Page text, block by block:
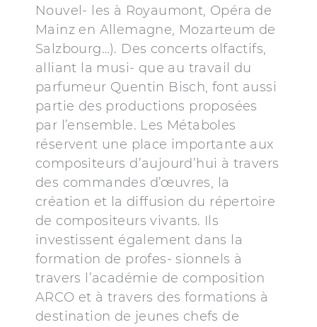
Nouvel- les à Royaumont, Opéra de
Mainz en Allemagne, Mozarteum de
Salzbourg…). Des concerts olfactifs,
alliant la musi- que au travail du
parfumeur Quentin Bisch, font aussi
partie des productions proposées
par l’ensemble. Les Métaboles
réservent une place importante aux
compositeurs d’aujourd’hui à travers
des commandes d’œuvres, la
création et la diffusion du répertoire
de compositeurs vivants. Ils
investissent également dans la
formation de profes- sionnels à
travers l’académie de composition
ARCO et à travers des formations à
destination de jeunes chefs de